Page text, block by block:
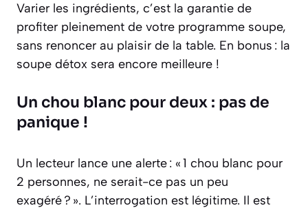
Varier les ingrédients, c’est la garantie de
profiter pleinement de votre programme soupe,
sans renoncer au plaisir de la table. En bonus : la
soupe détox sera encore meilleure !
Un chou blanc pour deux : pas de
panique !
Un lecteur lance une alerte : « 1 chou blanc pour
2 personnes, ne serait-ce pas un peu
exagéré ? ». L’interrogation est légitime. Il est